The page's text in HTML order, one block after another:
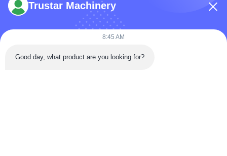
Tél: 86-180-5882-0351
Trustar Machinery
8:45 AM
Good day, what product are you looking for?